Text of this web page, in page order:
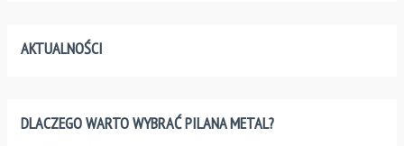
AKTUALNOŚCI
DLACZEGO WARTO WYBRAĆ PILANA METAL?